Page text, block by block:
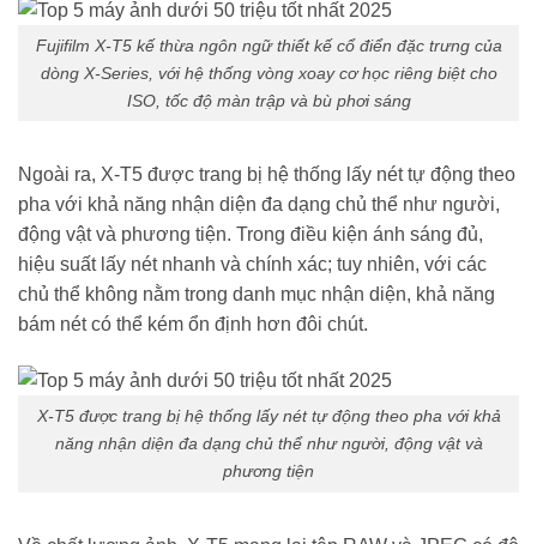
Fujifilm X-T5 kế thừa ngôn ngữ thiết kế cổ điển đặc trưng của
dòng X-Series, với hệ thống vòng xoay cơ học riêng biệt cho
ISO, tốc độ màn trập và bù phơi sáng
Ngoài ra, X-T5 được trang bị hệ thống lấy nét tự động theo
pha với khả năng nhận diện đa dạng chủ thể như người,
động vật và phương tiện. Trong điều kiện ánh sáng đủ,
hiệu suất lấy nét nhanh và chính xác; tuy nhiên, với các
chủ thể không nằm trong danh mục nhận diện, khả năng
bám nét có thể kém ổn định hơn đôi chút.
X-T5 được trang bị hệ thống lấy nét tự động theo pha với khả
năng nhận diện đa dạng chủ thể như người, động vật và
phương tiện